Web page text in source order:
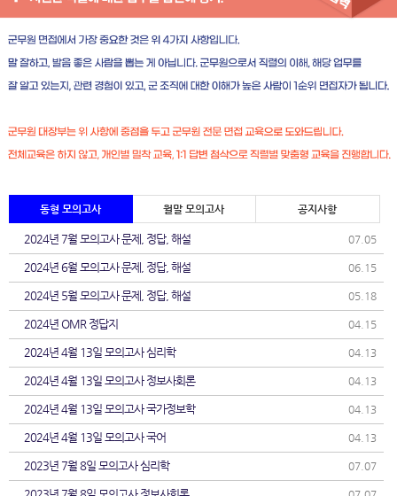
동형 모의고사 월말 모의고사 공지사항
2024년 7월 모의고사 문제, 정답, 해설 07.05
2024년 6월 모의고사 문제, 정답, 해설 06.15
2024년 5월 모의고사 문제, 정답, 해설 05.18
2024년 OMR 정답지 04.15
2024년 4월 13일 모의고사 심리학 04.13
2024년 4월 13일 모의고사 정보사회론 04.13
2024년 4월 13일 모의고사 국가정보학 04.13
2024년 4월 13일 모의고사 국어 04.13
2023년 7월 8일 모의고사 심리학 07.07